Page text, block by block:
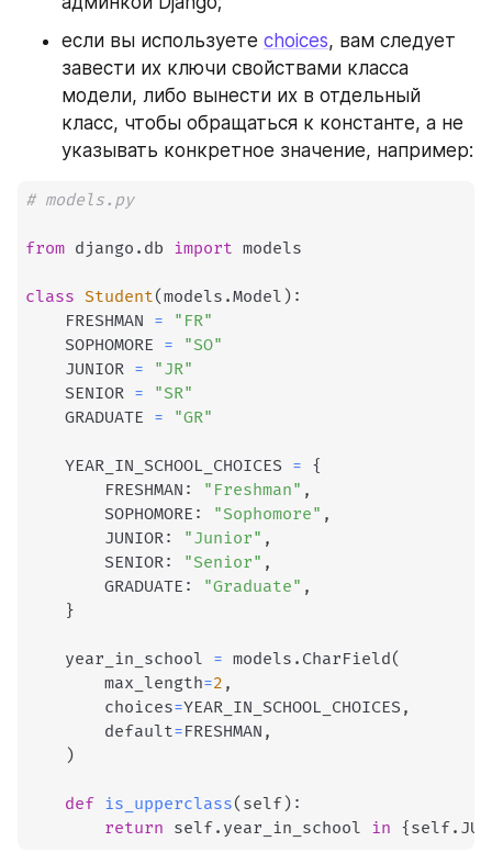
если вы используете choices, вам следует
завести их ключи свойствами класса
модели, либо вынести их в отдельный
класс, чтобы обращаться к константе, а не
указывать конкретное значение, например:
# models.py
from django . db import models
class Student(models .Model ) :
    FRESHMAN
=
"FR"
    SOPHOMORE
=
"SO"
    JUNIOR
=
"JR"
    SENIOR
=
"SR"
    GRADUATE
= "GR"
    YEAR_IN_SCHOOL_CHOICES
= {
        FRESHMAN
: "Freshman" ,
        SOPHOMORE
: "Sophomore" ,
        JUNIOR
: "Junior" ,
        SENIOR
: "Senior" ,
        GRADUATE
: "Graduate" ,
}
    year_in_school
= models . CharField(
        max_length
=2 ,
        choices
=YEAR_IN_SCHOOL_CHOICES ,
        default
=FRESHMAN ,
)
def is_upperclass( self) :
return self. year_in_school in { self.